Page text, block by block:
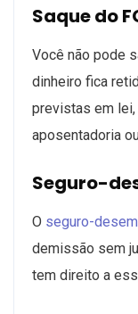
Saque do
Você não pode
dinheiro fica
previstas em
aposentadoria
Seguro-
O seguro-
demissão sem
tem direito a